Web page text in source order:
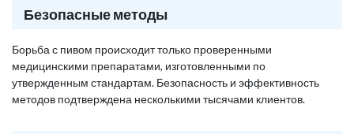
Безопасные методы
Борьба с пивом происходит только проверенными
медицинскими препаратами, изготовленными по
утвержденным стандартам. Безопасность и эффективность
методов подтверждена несколькими тысячами клиентов.